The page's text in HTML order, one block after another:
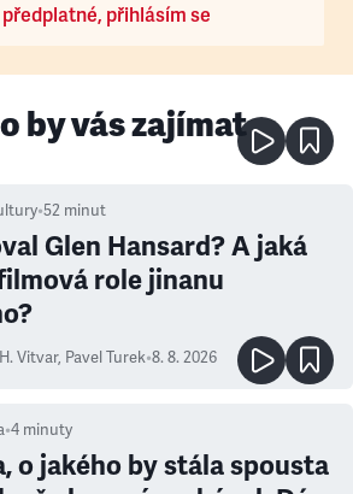
přihlásím se
by vás zajímat
•52 minut
Glen Hansard? A jaká
role jinanu
Vitvar, Pavel Turek•8. 8. 2026
•4 minuty
o jakého by stála spousta